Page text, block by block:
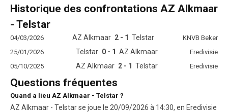
Historique des confrontations AZ Alkmaar
- Telstar
04/03/2026 AZ Alkmaar 2 - 1 Telstar
KNVB Beker
25/01/2026
Telstar 0 - 1 AZ Alkmaar
Eredivisie
05/10/2025
AZ Alkmaar 2 - 1 Telstar Eredivisie
Questions fréquentes
Quand a lieu AZ Alkmaar - Telstar ?
AZ Alkmaar - Telstar se joue le 20/09/2026 à 14:30, en Eredivisie